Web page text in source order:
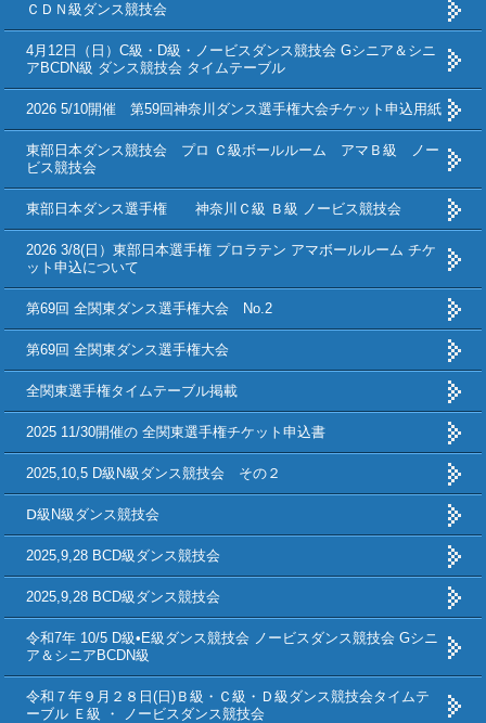
ＣＤＮ級ダンス競技会
4月12日（日）C級・D級・ノービスダンス競技会 Gシニア＆シニ
アBCDN級 ダンス競技会 タイムテーブル
2026 5/10開催 第59回神奈川ダンス選手権大会チケット申込用紙
東部日本ダンス競技会 プロ Ｃ級ボールルーム アマＢ級 ノー
ビス競技会
東部日本ダンス選手権 神奈川Ｃ級 Ｂ級 ノービス競技会
2026 3/8(日）東部日本選手権 プロラテン アマボールルーム チケ
ット申込について
第69回 全関東ダンス選手権大会 No.2
第69回 全関東ダンス選手権大会
全関東選手権タイムテーブル掲載
2025 11/30開催の 全関東選手権チケット申込書
2025,10,5 D級N級ダンス競技会 その２
Ⅾ級N級ダンス競技会
2025,9,28 BCD級ダンス競技会
2025,9,28 BCD級ダンス競技会
令和7年 10/5 D級•E級ダンス競技会 ノービスダンス競技会 Gシニ
ア＆シニアBCDN級
令和７年９月２８日(日)Ｂ級・Ｃ級・Ｄ級ダンス競技会タイムテ
ーブル Ｅ級 ・ ノービスダンス競技会